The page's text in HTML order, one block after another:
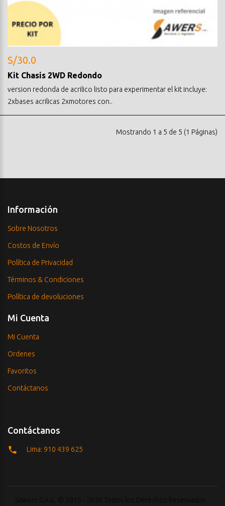
S/30.0
Kit Chasis 2WD Redondo
version redonda de acrilico listo para experimentar el kit incluye:
2xbases acrilicas 2xmotores con..
Mostrando 1 a 5 de 5 (1 Páginas)
Información
Sobre Nosotros
Costos de Envío
Política de Privacidad
Términos & Condiciones
Política de devoluciones
Mi Cuenta
Mi Cuenta
Ordenes
Favoritos
Contáctanos
Contáctanos
Lima: 910 439 625